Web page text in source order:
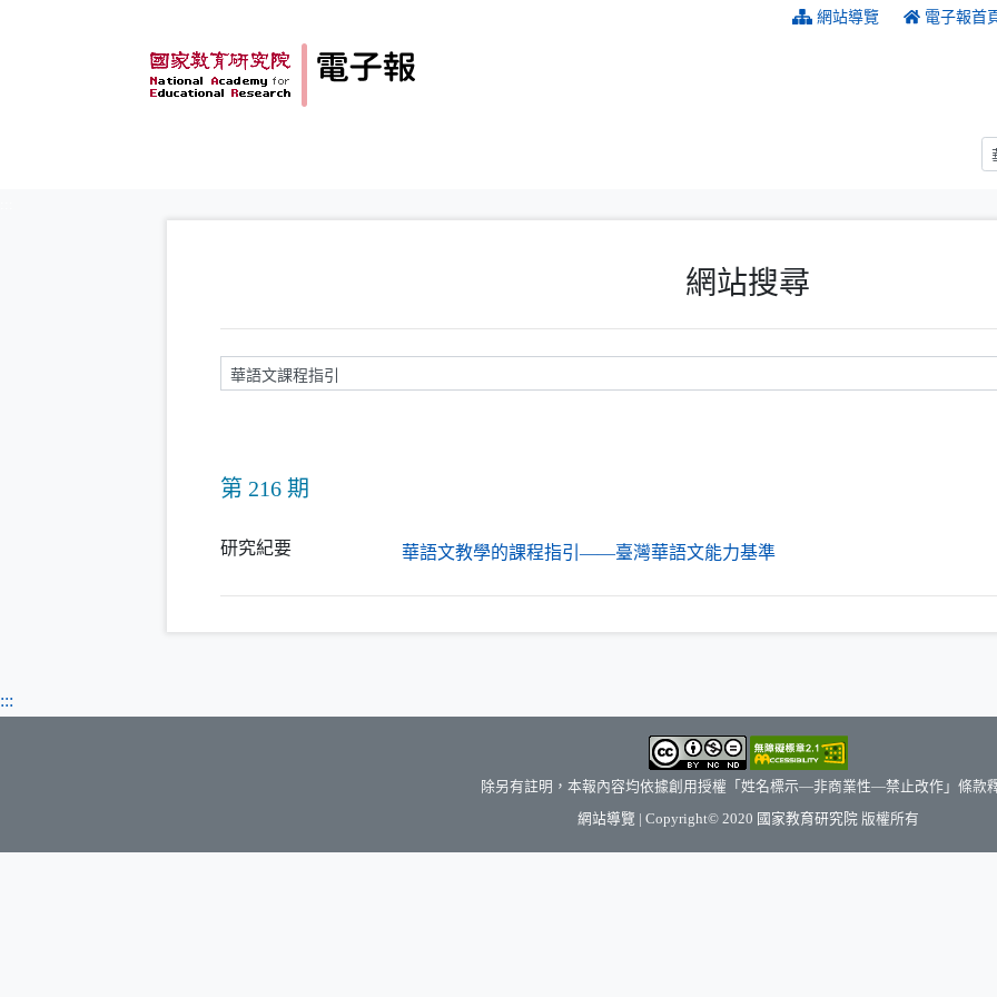
網站導覽 電子報首
網站搜尋
請輸入關鍵字
第 216 期
研究紀要 華語文教學的課程指引——臺灣華語文能力基準（另開新視窗）
:::
除另有註明，本報內容均依據創用授權「姓名標示—非商業性—禁止改作」條款
網站導覽 | Copyright© 2020 國家教育研究院（另開新視窗）
版權所有